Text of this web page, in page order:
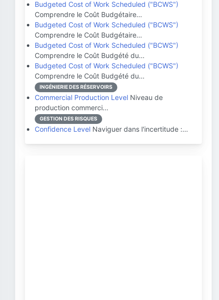
Budgeted Cost of Work Scheduled ("BCWS")
Comprendre le Coût Budgétaire…
Budgeted Cost of Work Scheduled ("BCWS")
Comprendre le Coût Budgétaire…
Budgeted Cost of Work Scheduled ("BCWS")
Comprendre le Coût Budgété du…
Budgeted Cost of Work Scheduled ("BCWS")
Comprendre le Coût Budgété du…
INGÉNIERIE DES RÉSERVOIRS
Commercial Production Level Niveau de
production commerci…
GESTION DES RISQUES
Confidence Level Naviguer dans l'incertitude :…